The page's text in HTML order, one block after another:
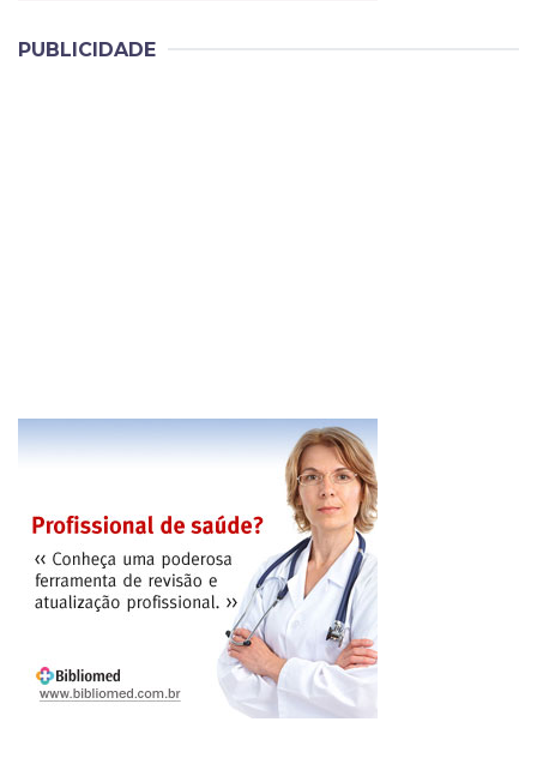
PUBLICIDADE